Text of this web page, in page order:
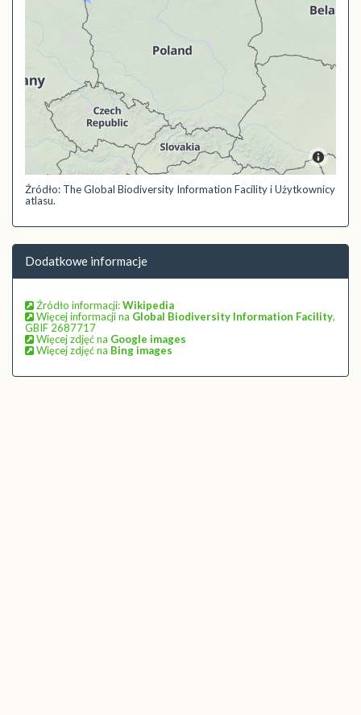
Źródło: The Global Biodiversity Information Facility i Użytkownicy
atlasu.
Dodatkowe informacje
Źródło informacji:Wikipedia
Więcej informacji na Global Biodiversity Information Facility,
GBIF 2687717
Więcej zdjęć na Google images
Więcej zdjęć na Bing images